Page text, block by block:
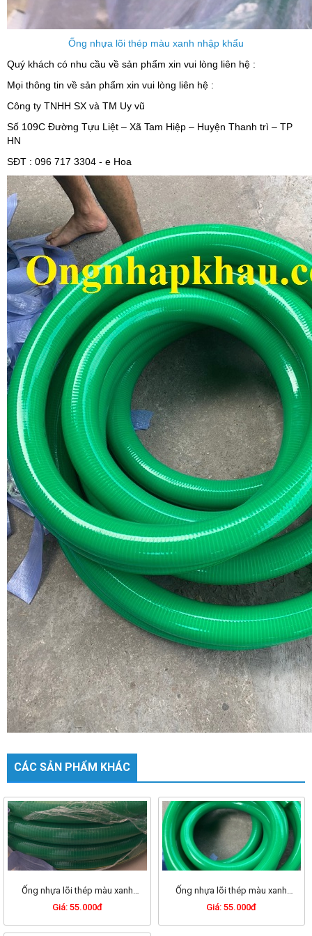
Ống nhựa lõi thép màu xanh nhập khẩu
Quý khách có nhu cầu về sản phẩm xin vui lòng liên hệ :
Mọi thông tin về sản phẩm xin vui lòng liên hệ :
Công ty TNHH SX và TM Uy vũ
Số 109C Đường Tựu Liệt – Xã Tam Hiệp – Huyện Thanh trì – TP
HN
SĐT : 096 717 3304 - e Hoa
CÁC SẢN PHẨM KHÁC
Ống nhựa lõi thép màu xanh
phi 76mm
Giá: 55.000đ
Ống nhựa lõi thép màu xanh
phi 60mm
Giá: 55.000đ